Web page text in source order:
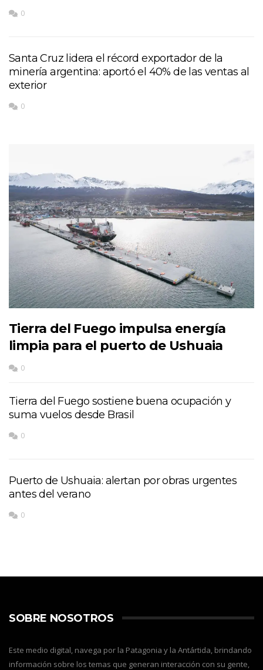
0
Santa Cruz lidera el récord exportador de la
minería argentina: aportó el 40% de las ventas al
exterior
0
Tierra del Fuego impulsa energía
limpia para el puerto de Ushuaia
0
Tierra del Fuego sostiene buena ocupación y
suma vuelos desde Brasil
0
Puerto de Ushuaia: alertan por obras urgentes
antes del verano
0
SOBRE NOSOTROS
Este medio digital, navega por la Patagonia y la Antártida, brindando
información sobre los temas que generan interacción con su gente,